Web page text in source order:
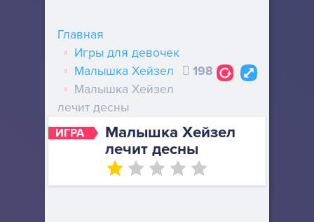
ИГРА
Малышка Хейзел
лечит десны
Главная
Игры для девочек
Малышка Хейзел
Малышка Хейзел
лечит десны
198